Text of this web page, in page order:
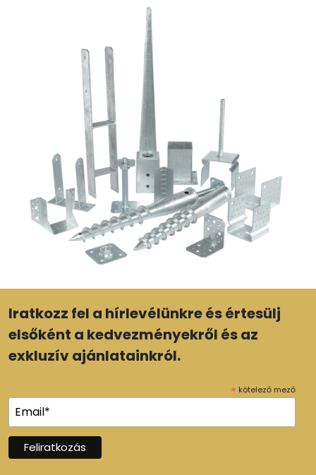
Iratkozz fel a hírlevélünkre és értesülj
elsőként a kedvezményekről és az
exkluzív ajánlatainkról.
* kötelező mező